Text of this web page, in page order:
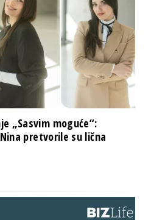
„Sasvim moguće“:
pretvorile su lična